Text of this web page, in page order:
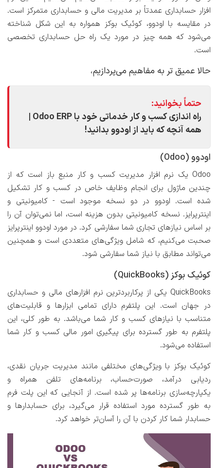
افزار حسابداری عمدتاً بر مدیریت مالی و حسابداری متمرکز است.
در مقایسه با اودوو، کوئیک بوکز همواره به این شکل شناخته
می‌شود که همه چیز در مورد یک راه حل حسابداری تخصصی
است.
حالا عمیق تر به مفاهیم می‌پردازیم،
حتماً بخوانید:
راه اندازی کسب و کار خدماتی خود با Odoo ERP |
همه آنچه که باید از اودوو بدانید!
اودوو (Odoo)
Odoo یک نرم افزار مدیریت کسب و کار منبع باز است که از
چندین ماژول برای انجام وظایف خاص در کسب و کار تشکیل
شده است. اودوو در دو نسخه موجود است - کامیونیتی و
اینترپرایز. نسخه کامیونیتی بدون هزینه است، اما نمی‌توان آن را
بر اساس نیازهای تجاری شما سفارشی کرد. در مورد اودوو اینترپرایز
صحبت می‌کنیم، که شامل ویژگی‌های متعددی است و همچنین
می‌تواند مطابق با نیاز شما سفارشی شود.
کوئیک بوکز (QuickBooks)
QuickBooks یکی از پرکاربردترین نرم افزارهای مالی و حسابداری
در جهان است. این پلتفرم دارای تمامی ابزارها و قابلیت‌های
متناسب با نیازهای کسب و کار شما می‌باشد. به طور کلی، این
پلتفرم به طور گسترده برای پیگیری امور مالی کسب و کار شما
استفاده می‌شود.
کوئیک بوکز با ویژگی‌های مختلفی مانند مدیریت جریان نقدی،
ردیابی درآمد، صورت‌حساب، برنامه‌های تلفن همراه و
یکپارچه‌سازی برنامه‌ها پر شده است. از آنجایی که این پلت فرم
به طور گسترده مورد استفاده قرار می‌گیرد، برای حسابدارها و
حسابدار شما کار کردن با آن را آسان‌تر خواهد کرد.